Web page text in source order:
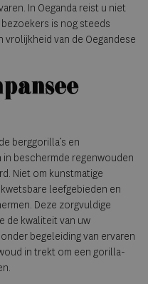
In Oeganda reist u niet
is nog steeds
vrolijkheid van de Oegandese
berggorilla’s en
in beschermde regenwouden
Niet om kunstmatige
leefgebieden en
Deze zorgvuldige
de kwaliteit van uw
begeleiding van ervaren
in trekt om een gorilla-